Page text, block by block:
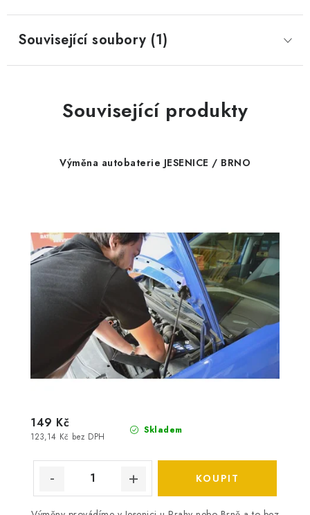
Související soubory (1)
Související produkty
Výměna autobaterie JESENICE / BRNO
Skladem
123,14 Kč bez DPH
149 Kč